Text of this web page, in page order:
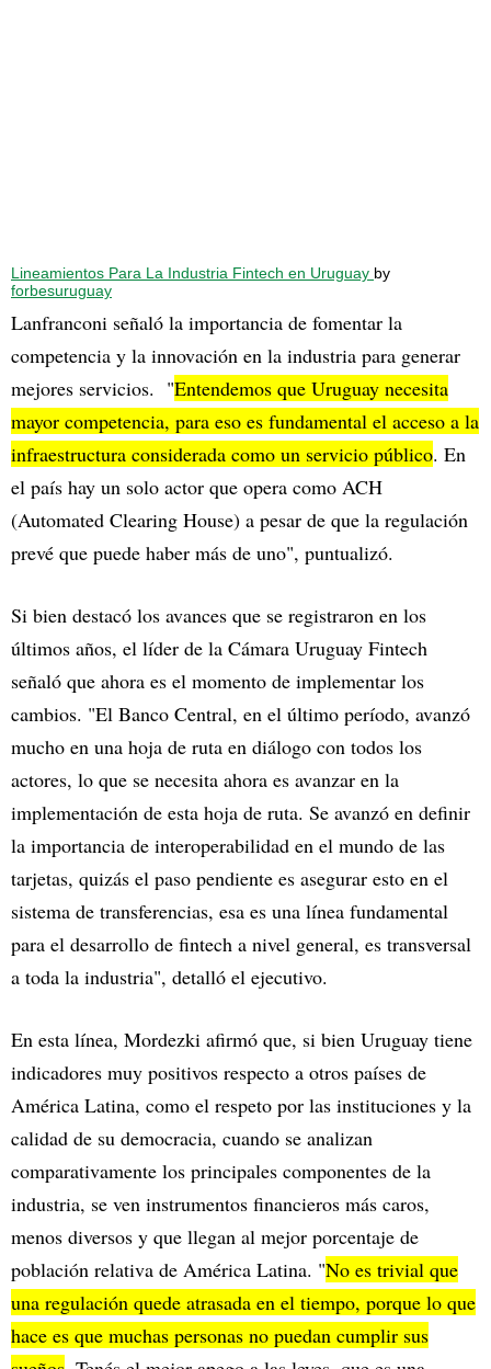
Lineamientos Para La Industria Fintech en Uruguay by
forbesuruguay
Lanfranconi señaló la importancia de fomentar la
competencia y la innovación en la industria para generar
mejores servicios. "Entendemos que Uruguay necesita
mayor competencia, para eso es fundamental el acceso a la
infraestructura considerada como un servicio público. En
el país hay un solo actor que opera como ACH
(Automated Clearing House) a pesar de que la regulación
prevé que puede haber más de uno", puntualizó.
Si bien destacó los avances que se registraron en los
últimos años, el líder de la Cámara Uruguay Fintech
señaló que ahora es el momento de implementar los
cambios. "El Banco Central, en el último período, avanzó
mucho en una hoja de ruta en diálogo con todos los
actores, lo que se necesita ahora es avanzar en la
implementación de esta hoja de ruta. Se avanzó en definir
la importancia de interoperabilidad en el mundo de las
tarjetas, quizás el paso pendiente es asegurar esto en el
sistema de transferencias, esa es una línea fundamental
para el desarrollo de fintech a nivel general, es transversal
a toda la industria", detalló el ejecutivo.
En esta línea, Mordezki afirmó que, si bien Uruguay tiene
indicadores muy positivos respecto a otros países de
América Latina, como el respeto por las instituciones y la
calidad de su democracia, cuando se analizan
comparativamente los principales componentes de la
industria, se ven instrumentos financieros más caros,
menos diversos y que llegan al mejor porcentaje de
población relativa de América Latina. "No es trivial que
una regulación quede atrasada en el tiempo, porque lo que
hace es que muchas personas no puedan cumplir sus